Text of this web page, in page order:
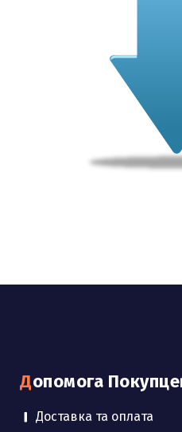
Допомога
Доставка та оплата